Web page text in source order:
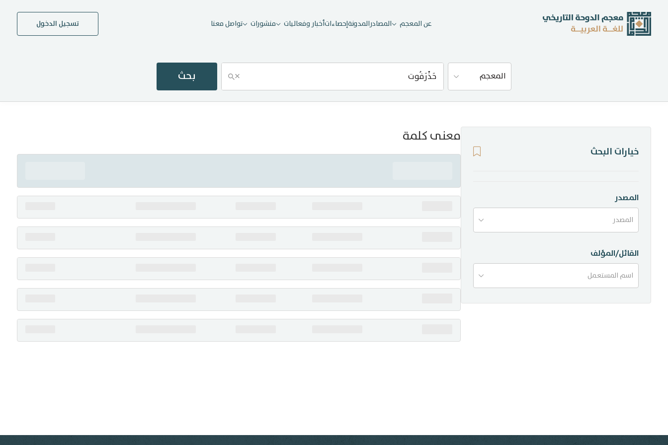
عن المعجم المصادرالمدونةإحصاءاتأخبار وفعاليات منشورات تواصل معنا تسجيل الدخول
المعجم × بحث
إحصاءات
منشورات
تواصل معنا
معنى كلمة
خيارات البحث
المصدر
المصدر
القائل/المؤلف
اسم المستعمل